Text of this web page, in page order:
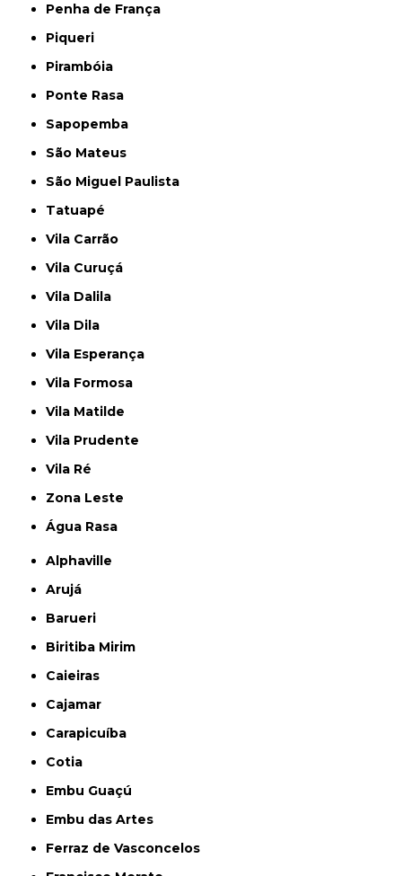
Penha de França
Piqueri
Pirambóia
Ponte Rasa
Sapopemba
São Mateus
São Miguel Paulista
Tatuapé
Vila Carrão
Vila Curuçá
Vila Dalila
Vila Dila
Vila Esperança
Vila Formosa
Vila Matilde
Vila Prudente
Vila Ré
Zona Leste
Água Rasa
Alphaville
Arujá
Barueri
Biritiba Mirim
Caieiras
Cajamar
Carapicuíba
Cotia
Embu Guaçú
Embu das Artes
Ferraz de Vasconcelos